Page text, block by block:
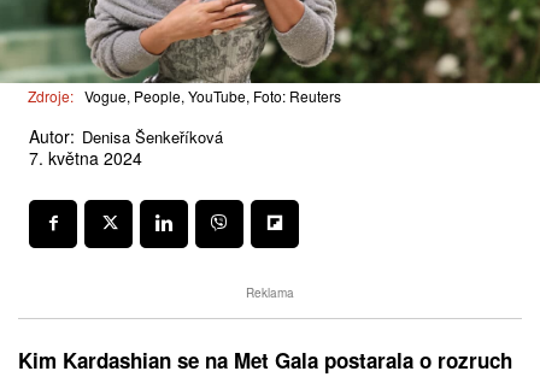
Zdroje: Vogue, People, YouTube, Foto: Reuters
Autor: Denisa Šenkeříková
7. května 2024
Reklama
Kim Kardashian se na Met Gala postarala o rozruch